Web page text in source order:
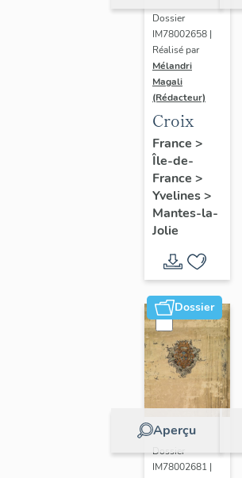
Dossier
IM78002658 |
Réalisé par
Mélandri
Magali
(Rédacteur)
Croix
France >
Île-de-
France >
Yvelines>
Mantes-la-
Jolie
Dossier
Aperçu
Dossier
IM78002681 |